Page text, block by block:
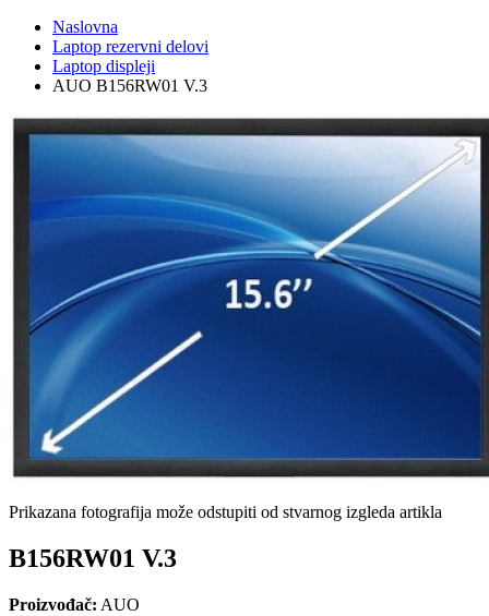
Naslovna
Laptop rezervni delovi
Laptop displeji
AUO B156RW01 V.3
Prikazana fotografija može odstupiti od stvarnog izgleda artikla
B156RW01 V.3
Proizvođač: AUO